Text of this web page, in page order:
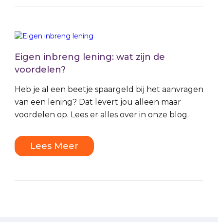
Eigen inbreng lening: wat zijn de
voordelen?
Heb je al een beetje spaargeld bij het aanvragen
van een lening? Dat levert jou alleen maar
voordelen op. Lees er alles over in onze blog.
Lees Meer